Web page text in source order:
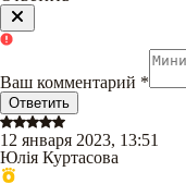
Ваш комментарий *
Ответить
12 января 2023, 13:51
Юлія Куртасова